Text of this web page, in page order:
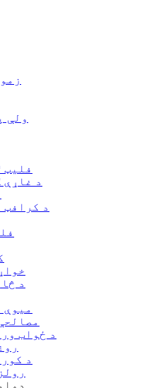
ولې
فلیټ
د غاړې
د کرافټ
د
میوې
د ځواب
د